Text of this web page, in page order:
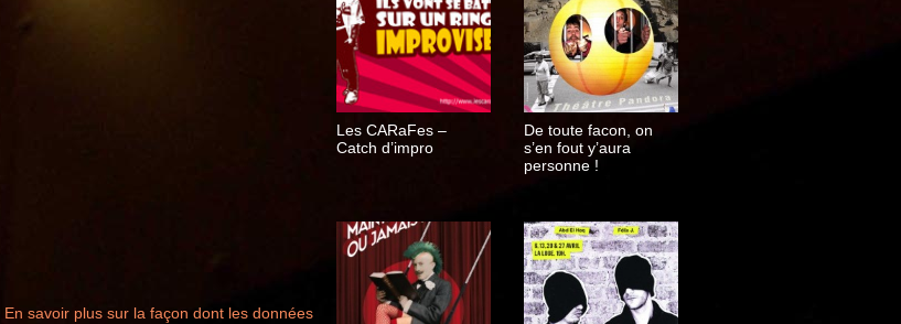
En savoir plus sur la façon dont les données
Les CARaFes –
Catch d’impro
De toute facon, on
s’en fout y’aura
personne !